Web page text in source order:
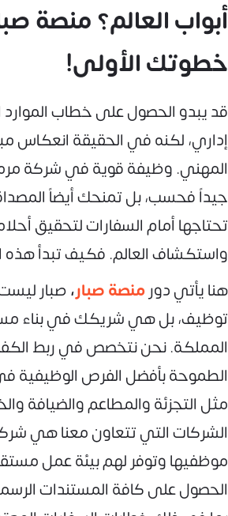
أبواب العالم؟ منصة
خطوتك الأولى!
قد يبدو الحصول على خطاب الموارد
إداري، لكنه في الحقيقة انعكاس
المهني. وظيفة قوية في شركة
جيداً فحسب، بل تمنحك أيضاً
تحتاجها أمام السفارات لتحقيق
واستكشاف العالم. فكيف تبدأ هذه
هنا يأتي دورمنصة صبار،صبار
توظيف، بل هي شريكك في بناء
المملكة. نحن نتخصص في ربط
الطموحة بأفضل الفرص الوظيفية
مثل التجزئة والمطاعم والضيافة
الشركات التي تتعاون معنا هي
موظفيها وتوفر لهم بيئة عمل
الحصول على كافة المستندات